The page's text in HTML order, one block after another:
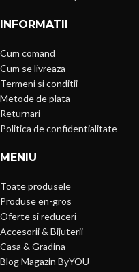
INFORMATII
Cum comand
Cum se livreaza
Termeni si conditii
Metode de plata
Returnari
Politica de confidentialitate
MENIU
Toate produsele
Produse en-gros
Oferte si reduceri
Accesorii & Bijuterii
Casa & Gradina
Blog Magazin ByYOU